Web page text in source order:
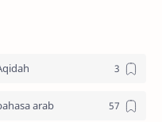
arab